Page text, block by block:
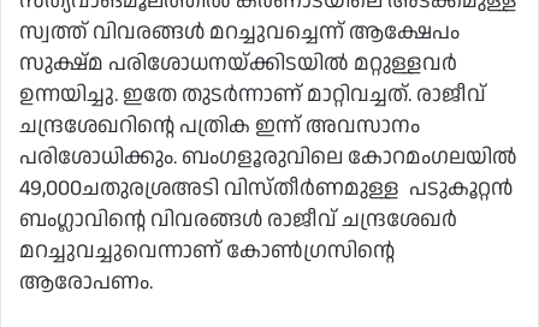
സ്വത്ത് വിവരങ്ങൾ മറച്ചുവച്ചെന്ന് ആക്ഷേപം
സുക്ഷ്മ പരിശോധനയ്ക്കിടയിൽ മറ്റുള്ളവർ
ഉന്നയിച്ചു. ഇതേ തുടർന്നാണ് മാറ്റിവച്ചത്. രാജീവ്
ചന്ദ്രശേഖറിന്റെ പത്രിക ഇന്ന് അവസാനം
പരിശോധിക്കും. ബംഗളൂരുവിലെ കോറമംഗലയിൽ
49,000​ച​തു​ര​ശ്ര​അ​ടി​ ​വി​സ്തീ​ർ​ണ​മു​ള്ള​ ​ പ​ടു​കൂ​റ്റ​ൻ​ ​
ബം​ഗ്ലാ​വി​ന്റെ​ ​വിവരങ്ങൾ രാജീവ് ചന്ദ്രശേഖർ
മറച്ചുവച്ചുവെന്നാണ് കോൺഗ്രസിന്റെ
ആരോപണം.